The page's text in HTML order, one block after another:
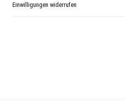
Einwilligungen widerrufen